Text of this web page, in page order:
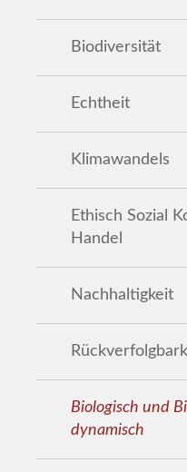
Biodiversität
Echtheit
Klimawandels
Ethisch Sozial
Handel
Nachhaltigkeit
Biologisch und
dynamisch